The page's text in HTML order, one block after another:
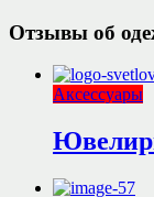
Отзывы об
Аксессуары